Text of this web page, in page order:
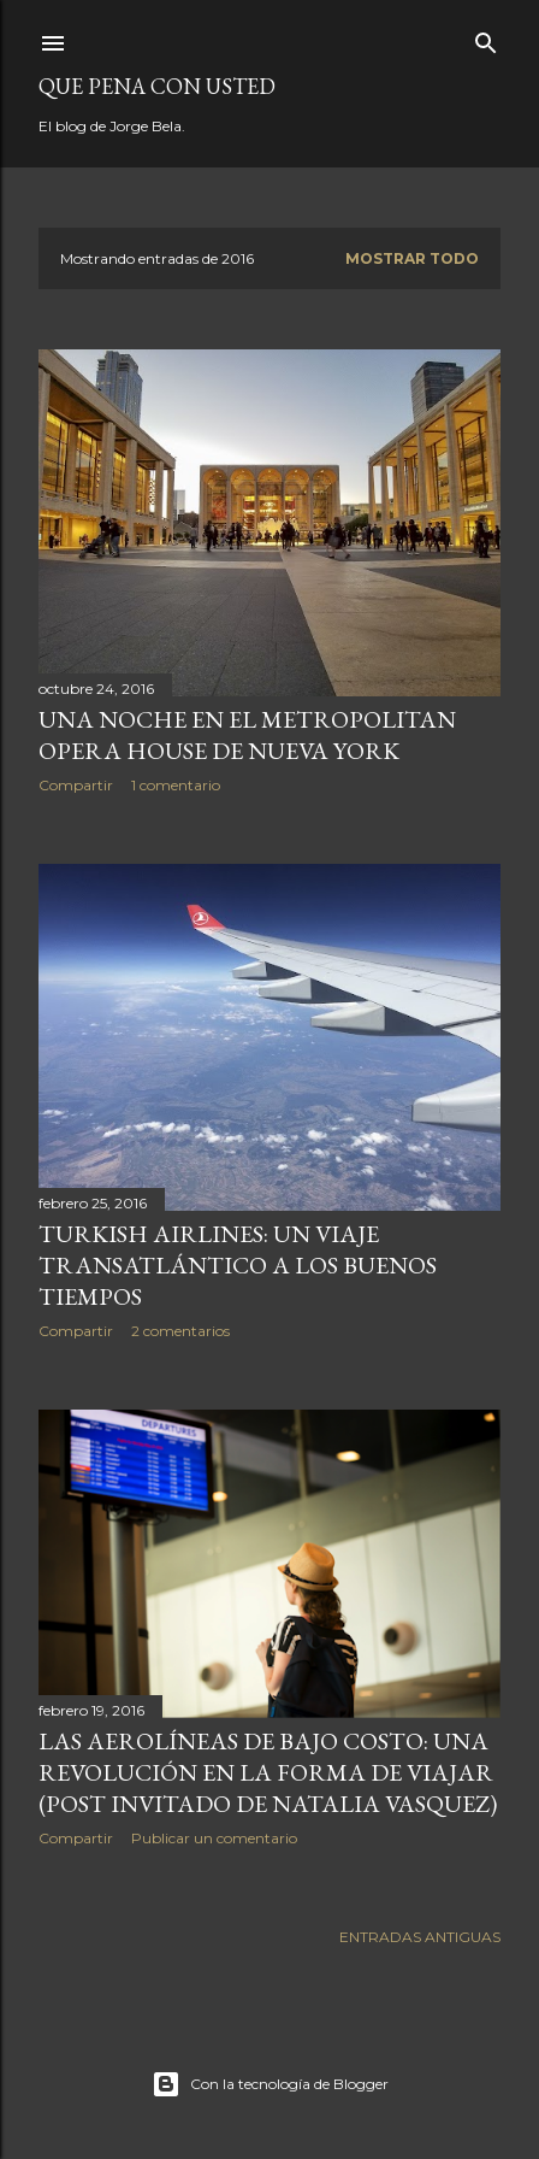
QUE PENA CON USTED
El blog de Jorge Bela.
t
r
a
d
a
Mostrando entradas de 2016 MOSTRAR TODO
octubre 24, 2016
UNA NOCHE EN EL METROPOLITAN
OPERA HOUSE DE NUEVA YORK
Compartir 1 comentario
febrero 25, 2016
TURKISH AIRLINES: UN VIAJE
TRANSATLÁNTICO A LOS BUENOS
TIEMPOS
Compartir 2 comentarios
febrero 19, 2016
LAS AEROLÍNEAS DE BAJO COSTO: UNA
REVOLUCIÓN EN LA FORMA DE VIAJAR
(POST INVITADO DE NATALIA VASQUEZ)
Compartir Publicar un comentario
ENTRADAS ANTIGUAS
Con la tecnología de Blogger